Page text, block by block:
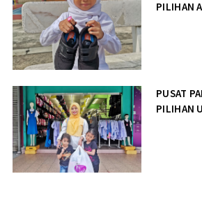
PILIHAN
PUSAT
PILIHAN